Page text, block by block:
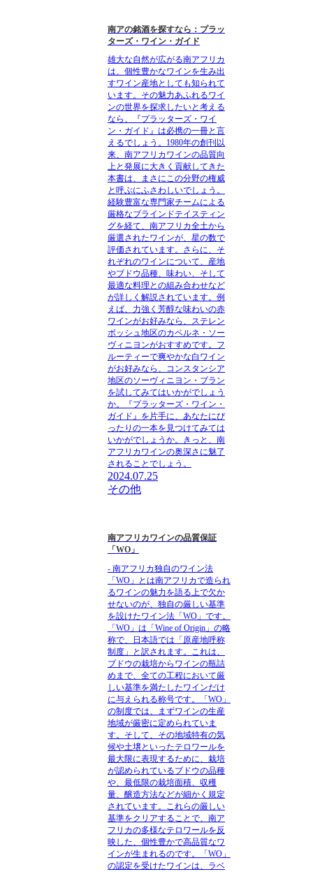
南アの銘酒を探すなら：プラッ
ターズ・ワイン・ガイド
雄大な自然が広がる南アフリカ
は、個性豊かなワインを生み出
すワイン産地としても知られて
います。その魅力あふれるワイ
ンの世界を探求したいと考える
なら、『プラッターズ・ワイ
ン・ガイド』は必携の一冊と言
えるでしょう。1980年の創刊以
来、南アフリカワインの品質向
上と発展に大きく貢献してきた
本書は、まさにこの分野の権威
と呼ぶにふさわしいでしょう。
経験豊富な専門家チームによる
厳格なブラインドテイスティン
グを経て、南アフリカ全土から
厳選されたワインが、星の数で
評価されています。さらに、そ
れぞれのワインについて、産地
やブドウ品種、味わい、そして
最適な料理との組み合わせなど
が詳しく解説されています。例
えば、力強く芳醇な味わいの赤
ワインがお好みなら、ステレン
ボッシュ地区のカベルネ・ソー
ヴィニヨンがおすすめです。フ
ルーティーで爽やかな白ワイン
がお好みなら、コンスタンシア
地区のソーヴィニヨン・ブラン
を試してみてはいかがでしょう
か。『プラッターズ・ワイン・
ガイド』を片手に、あなたにぴ
ったりの一本を見つけてみては
いかがでしょうか。きっと、南
アフリカワインの奥深さに魅了
されることでしょう。
2024.07.25
その他
南アフリカワインの品質保証
「WO」
- 南アフリカ独自のワイン法
「WO」とは南アフリカで造られ
るワインの魅力を語る上で欠か
せないのが、独自の厳しい基準
を設けたワイン法「WO」です。
「WO」は「Wine of Origin」の略
称で、日本語では「原産地呼称
制度」と訳されます。これは、
ブドウの栽培からワインの瓶詰
めまで、全ての工程において厳
しい基準を満たしたワインだけ
に与えられる称号です。「WO」
の制度では、まずワインの生産
地域が厳密に定められていま
す。そして、その地域特有の気
候や土壌といったテロワールを
最大限に表現するために、栽培
が認められているブドウの品種
や、最低限の栽培面積、収穫
量、醸造方法などが細かく規定
されています。これらの厳しい
基準をクリアすることで、南ア
フリカの多様なテロワールを反
映した、個性豊かで高品質なワ
インが生まれるのです。「WO」
の認定を受けたワインは、ラベ